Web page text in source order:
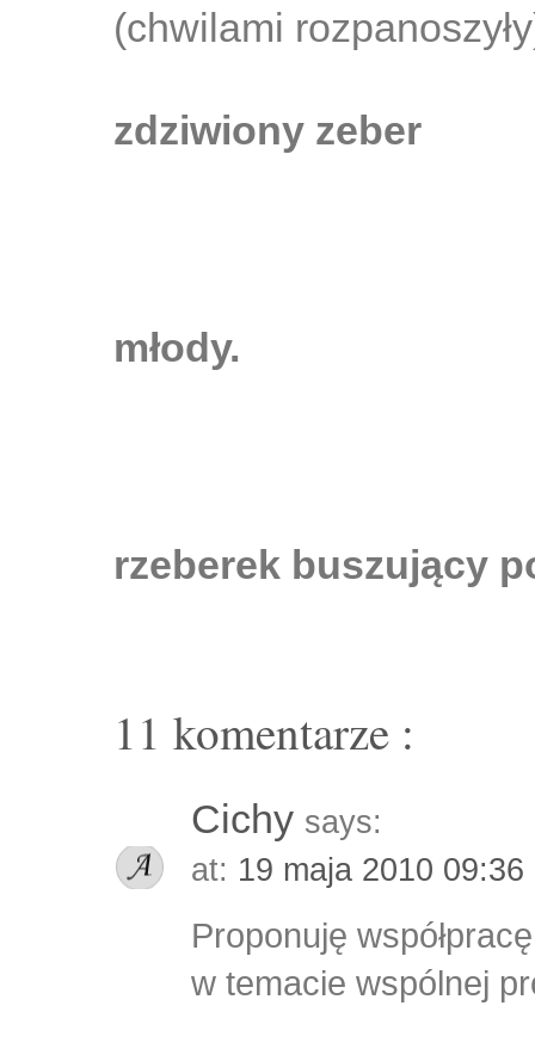
(chwilami
zdziwiony zeber
młody.
rzeberek buszujący
11 komentarze :
Cichy says:
at: 19 maja 2010 09:36
Proponuję
w temacie wspólnej